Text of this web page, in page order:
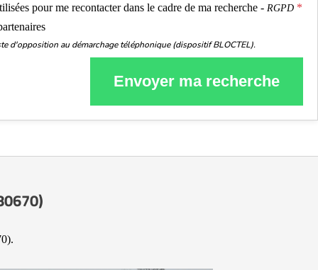
pour me recontacter dans le cadre de ma recherche - RGPD
d'opposition au démarchage téléphonique (dispositif BLOCTEL).
Envoyer ma recherche